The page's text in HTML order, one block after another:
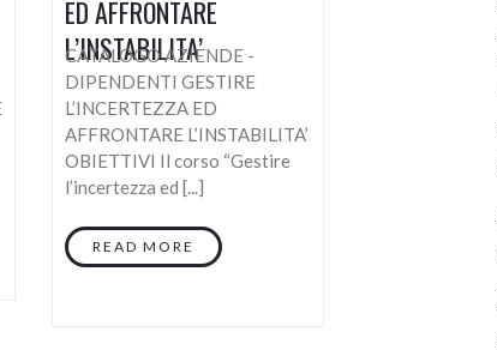
ED AFFRONTARE
L’INSTABILITA’
CATALOGO AZIENDE -
DIPENDENTI GESTIRE
L’INCERTEZZA ED
AFFRONTARE L’INSTABILITA’
OBIETTIVI Il corso “Gestire
l’incertezza ed [...]
READ MORE